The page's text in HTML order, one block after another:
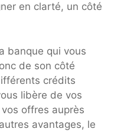
en clarté, un côté
banque qui vous
de son côté
crédits
libère de vos
offres auprès
avantages, le